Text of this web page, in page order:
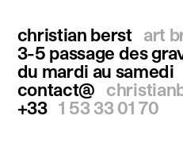
christian berst
art
3-5 passage des
du mardi au samedi
contact@
+33 1 53 33 01 70